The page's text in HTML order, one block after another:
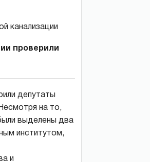
проверили
депутаты
на то,
выделены два
институтом,
и